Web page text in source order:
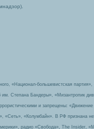
«Национал-большевистская партия»,
Степана Бандеры», «Мизантропик
и запрещены:
«Сеть», «Колумбайн». В РФ признана
радио «Свобода», The Insider,